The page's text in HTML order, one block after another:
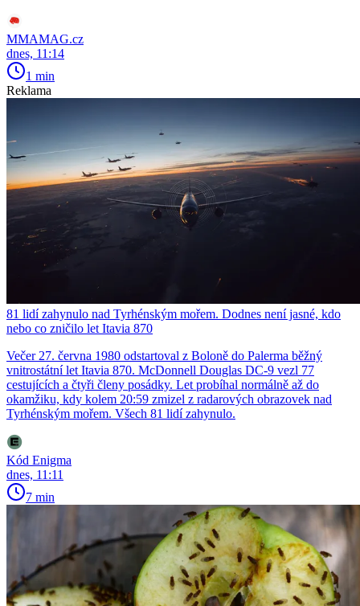
MMAMAG.cz
dnes, 11:14
1 min
Reklama
81 lidí zahynulo nad Tyrhénským mořem. Dodnes není jasné, kdo
nebo co zničilo let Itavia 870
Večer 27. června 1980 odstartoval z Boloně do Palerma běžný
vnitrostátní let Itavia 870. McDonnell Douglas DC-9 vezl 77
cestujících a čtyři členy posádky. Let probíhal normálně až do
okamžiku, kdy kolem 20:59 zmizel z radarových obrazovek nad
Tyrhénským mořem. Všech 81 lidí zahynulo.
Kód Enigma
dnes, 11:11
7 min